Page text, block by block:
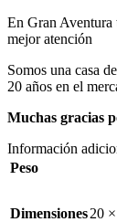
En Gran Aventura
mejor atención
Somos una casa
20 años en el
Muchas gracias
Información
Peso
Dimensiones20